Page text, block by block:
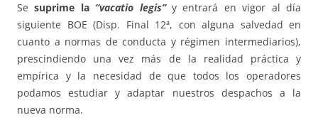
Sesuprime la “vacatio legis” y entrará en vigor al día
siguiente BOE (Disp. Final 12ª, con alguna salvedad en
cuanto a normas de conducta y régimen intermediarios),
prescindiendo una vez más de la realidad práctica y
empírica y la necesidad de que todos los operadores
podamos estudiar y adaptar nuestros despachos a la
nueva norma.